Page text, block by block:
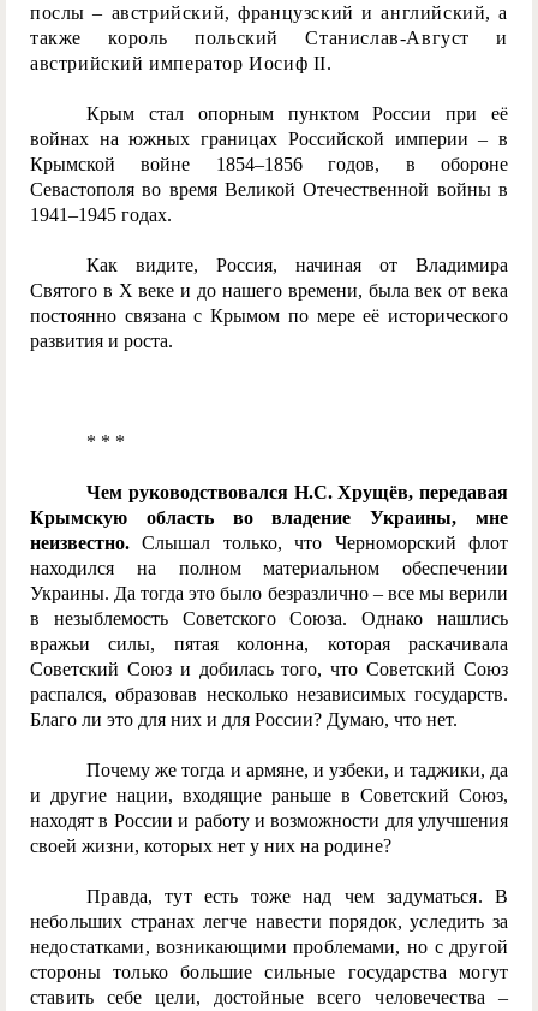
послы – австрийский, французский и английский, а
также король польский Станислав-Август и
австрийский император Иосиф II.
Крым стал опорным пунктом России при её
войнах на южных границах Российской империи – в
Крымской войне 1854–1856 годов, в обороне
Севастополя во время Великой Отечественной войны в
1941–1945 годах.
Как видите, Россия, начиная от Владимира
Святого в Х веке и до нашего времени, была век от века
постоянно связана с Крымом по мере её исторического
развития и роста.
* * *
Чем руководствовался Н.С. Хрущёв, передавая
Крымскую область во владение Украины, мне
неизвестно.
Слышал только, что Черноморский флот
находился на полном материальном обеспечении
Украины. Да тогда это было безразлично – все мы верили
в незыблемость Советского Союза. Однако нашлись
вражьи силы, пятая колонна, которая раскачивала
Советский Союз и добилась того, что Советский Союз
распался, образовав несколько независимых государств.
Благо ли это для них и для России? Думаю, что нет.
Почему же тогда и армяне, и узбеки, и таджики, да
и другие нации, входящие раньше в Советский Союз,
находят в России и работу и возможности для улучшения
своей жизни, которых нет у них на родине?
Правда, тут есть тоже над чем задуматься. В
небольших странах легче навести порядок, уследить за
недостатками, возникающими проблемами, но с другой
стороны только большие сильные государства могут
ставить себе цели, достойные всего человечества –